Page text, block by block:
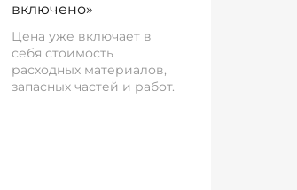
включено»
Цена уже включает в
себя стоимость
расходных материалов,
запасных частей и работ.